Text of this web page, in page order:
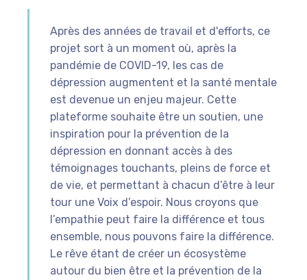
Après des années de travail et d'efforts, ce
projet sort à un moment où, après la
pandémie de COVID-19, les cas de
dépression augmentent et la santé mentale
est devenue un enjeu majeur. Cette
plateforme souhaite être un soutien, une
inspiration pour la prévention de la
dépression en donnant accès à des
témoignages touchants, pleins de force et
de vie, et permettant à chacun d’être à leur
tour une Voix d’espoir. Nous croyons que
l’empathie peut faire la différence et tous
ensemble, nous pouvons faire la différence.
Le rêve étant de créer un écosystème
autour du bien être et la prévention de la